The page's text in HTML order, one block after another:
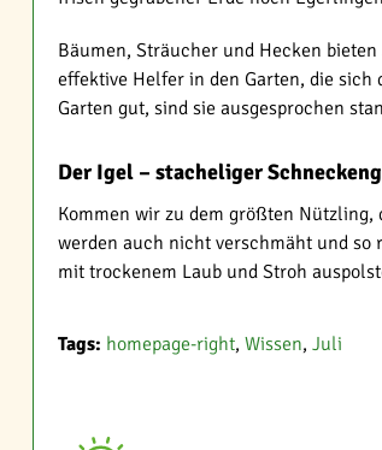
Bäumen, Sträucher und Hecken
effektive Helfer in den Garten, die sich
Garten gut, sind sie ausgesprochen
Der Igel – stacheliger
Kommen wir zu dem größten Nützling,
werden auch nicht verschmäht und so
mit trockenem Laub und Stroh
Tags: homepage-right, Wissen, Juli